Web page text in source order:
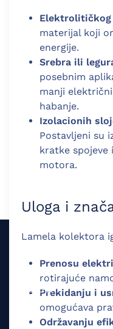
Elektrolitičkog
materijal koji
energije.
Srebra ili
posebnim
manji
habanje.
Izolacionih
Postavljeni su
kratke spojeve
motora.
Uloga i
Lamela kolektora
Prenosu
rotirajuće
Prekidanju i
omogućava
Održavanju
Proizvodi
Usluge